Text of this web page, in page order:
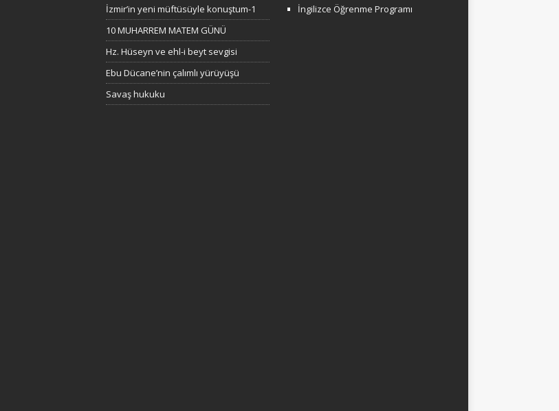
İzmir’in yeni müftüsüyle konuştum-1
10 MUHARREM MATEM GÜNÜ
Hz. Hüseyn ve ehl-i beyt sevgisi
Ebu Dücane’nin çalımlı yürüyüşü
Savaş hukuku
İngilizce Öğrenme Programı